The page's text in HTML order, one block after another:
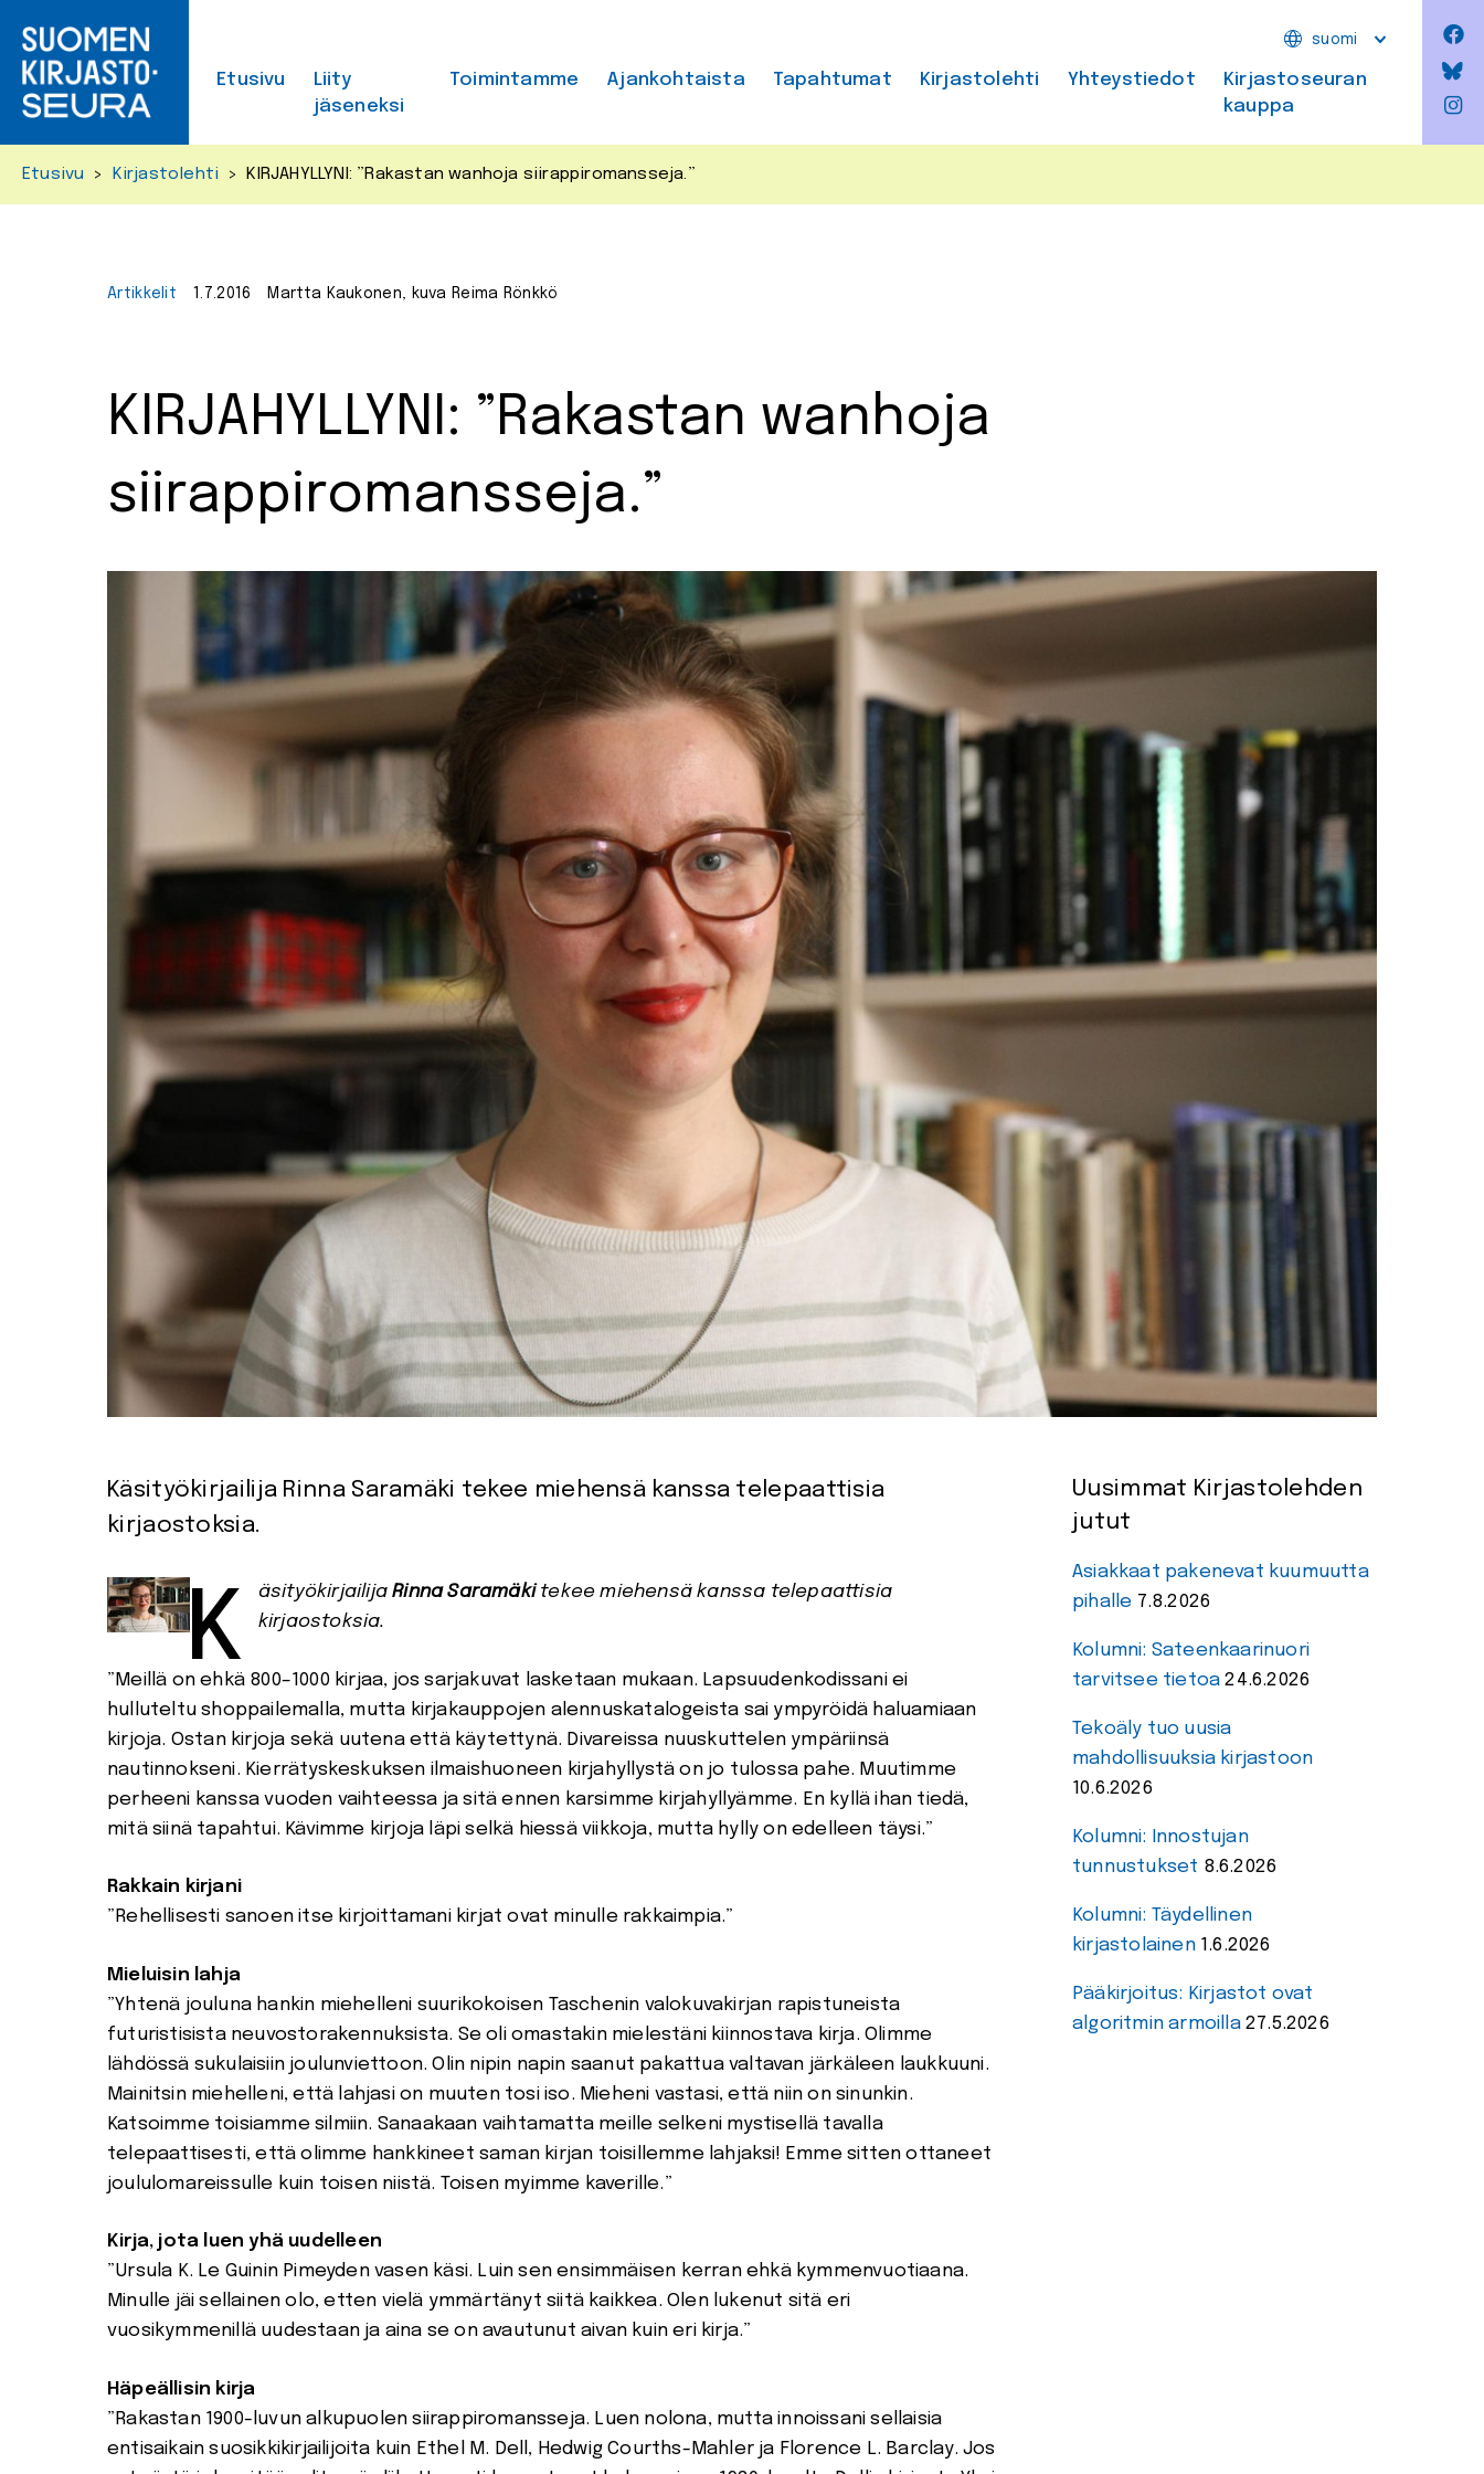
content
suomi
Etusivu
Liity
jäseneksi
Toimintamme Ajankohtaista Tapahtumat Kirjastolehti Yhteystiedot
Kirjastoseuran
kauppa
Etusivu > Kirjastolehti > KIRJAHYLLYNI: ”Rakastan wanhoja siirappiromansseja.”
Artikkelit 1.7.2016 Martta Kaukonen, kuva Reima Rönkkö
KIRJAHYLLYNI: ”Rakastan wanhoja
siirappiromansseja.”
Käsityökirjailija Rinna Saramäki tekee miehensä kanssa telepaattisia
kirjaostoksia.
KäsityökirjailijaRinna Saramäkitekee miehensä kanssa telepaattisia
kirjaostoksia.
”Meillä on ehkä 800–1000 kirjaa, jos sarjakuvat lasketaan mukaan. Lapsuudenkodissani ei
hulluteltu shoppailemalla, mutta kirjakauppojen alennuskatalogeista sai ympyröidä haluamiaan
kirjoja. Ostan kirjoja sekä uutena että käytettynä. Divareissa nuuskuttelen ympäriinsä
nautinnokseni. Kierrätyskeskuksen ilmaishuoneen kirjahyllystä on jo tulossa pahe. Muutimme
perheeni kanssa vuoden vaihteessa ja sitä ennen karsimme kirjahyllyämme. En kyllä ihan tiedä,
mitä siinä tapahtui. Kävimme kirjoja läpi selkä hiessä viikkoja, mutta hylly on edelleen täysi.”
Rakkain kirjani
”Rehellisesti sanoen itse kirjoittamani kirjat ovat minulle rakkaimpia.”
Mieluisin lahja
”Yhtenä jouluna hankin miehelleni suurikokoisen Taschenin valokuvakirjan rapistuneista
futuristisista neuvostorakennuksista. Se oli omastakin mielestäni kiinnostava kirja. Olimme
lähdössä sukulaisiin joulunviettoon. Olin nipin napin saanut pakattua valtavan järkäleen laukkuuni.
Mainitsin miehelleni, että lahjasi on muuten tosi iso. Mieheni vastasi, että niin on sinunkin.
Katsoimme toisiamme silmiin. Sanaakaan vaihtamatta meille selkeni mystisellä tavalla
telepaattisesti, että olimme hankkineet saman kirjan toisillemme lahjaksi! Emme sitten ottaneet
joululomareissulle kuin toisen niistä. Toisen myimme kaverille.”
Kirja, jota luen yhä uudelleen
”Ursula K. Le Guinin Pimeyden vasen käsi. Luin sen ensimmäisen kerran ehkä kymmenvuotiaana.
Minulle jäi sellainen olo, etten vielä ymmärtänyt siitä kaikkea. Olen lukenut sitä eri
vuosikymmenillä uudestaan ja aina se on avautunut aivan kuin eri kirja.”
Häpeällisin kirja
”Rakastan 1900-luvun alkupuolen siirappiromansseja. Luen nolona, mutta innoissani sellaisia
entisaikain suosikkikirjailijoita kuin Ethel M. Dell, Hedwig Courths-Mahler ja Florence L. Barclay. Jos
Uusimmat Kirjastolehden
jutut
Asiakkaat pakenevat kuumuutta
pihalle 7.8.2026
Kolumni: Sateenkaarinuori
tarvitsee tietoa 24.6.2026
Tekoäly tuo uusia
mahdollisuuksia kirjastoon
10.6.2026
Kolumni: Innostujan
tunnustukset 8.6.2026
Kolumni: Täydellinen
kirjastolainen 1.6.2026
Pääkirjoitus: Kirjastot ovat
algoritmin armoilla 27.5.2026